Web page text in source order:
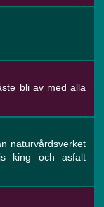
bli av med alla
naturvårdsverket
king och asfalt